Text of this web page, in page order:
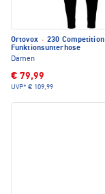
Ortovox · 230 Competition
Funktionsunterhose
Damen
€ 79,99
UVP* € 109,99